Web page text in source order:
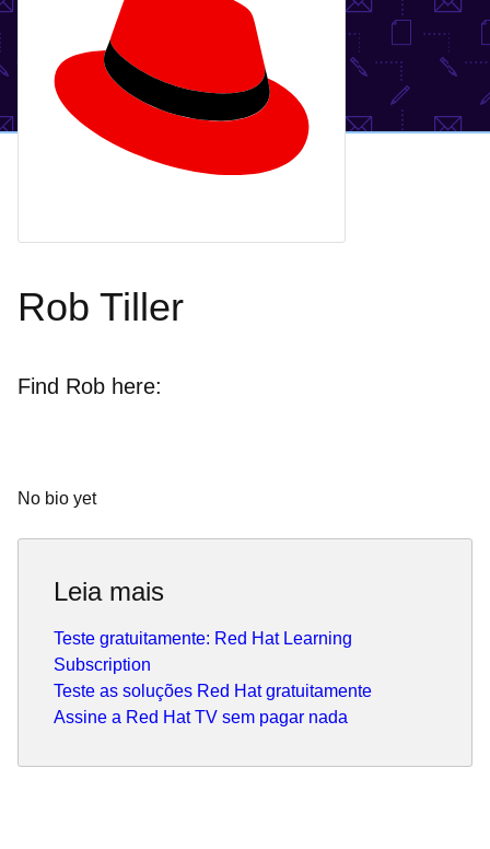
Rob Tiller
Find Rob here:
No bio yet
Leia mais
Teste gratuitamente: Red Hat Learning
Subscription
Teste as soluções Red Hat gratuitamente
Assine a Red Hat TV sem pagar nada